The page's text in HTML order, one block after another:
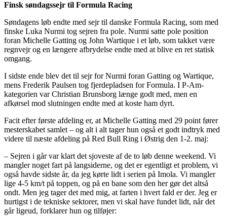
Finsk søndagssejr til Formula Racing
Søndagens løb endte med sejr til danske Formula Racing, som med
finske Luka Nurmi tog sejren fra pole. Nurmi satte pole position
foran Michelle Gatting og John Wartique i et løb, som takket være
regnvejr og en længere afbrydelse endte med at blive en ret statisk
omgang.
I sidste ende blev det til sejr for Nurmi foran Gatting og Wartique,
mens Frederik Paulsen tog fjerdepladsen for Formula. I P-Am-
kategorien var Christian Brunsborg længe godt med, men en
afkørsel mod slutningen endte med at koste ham dyrt.
Facit efter første afdeling er, at Michelle Gatting med 29 point fører
mesterskabet samlet – og alt i alt tager hun også et godt indtryk med
videre til næste afdeling på Red Bull Ring i Østrig den 1-2. maj:
– Sejren i går var klart det sjoveste af de to løb denne weekend. Vi
mangler noget fart på langsiderne, og det er egentligt et problem, vi
også havde sidste år, da jeg kørte lidt i serien på Imola. Vi mangler
lige 4-5 km/t på toppen, og på en bane som den her gør det altså
ondt. Men jeg tager det med mig, at farten i hvert fald er der. Jeg er
hurtigst i de tekniske sektorer, men vi skal have fundet lidt, når det
går ligeud, forklarer hun og tilføjer: